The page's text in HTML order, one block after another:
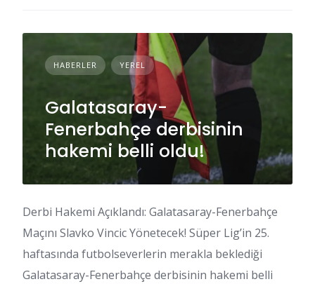
HABERLER YEREL
Galatasaray-
Fenerbahçe derbisinin
hakemi belli oldu!
Derbi Hakemi Açıklandı: Galatasaray-Fenerbahçe
Maçını Slavko Vincic Yönetecek! Süper Lig’in 25.
haftasında futbolseverlerin merakla beklediği
Galatasaray-Fenerbahçe derbisinin hakemi belli